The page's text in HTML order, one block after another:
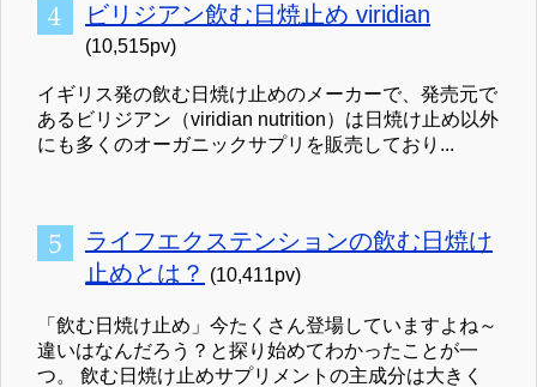
ビリジアン飲む日焼止め viridian
(10,515pv)
イギリス発の飲む日焼け止めのメーカーで、発売元で
あるビリジアン（viridian nutrition）は日焼け止め以外
にも多くのオーガニックサプリを販売しており...
ライフエクステンションの飲む日焼け
止めとは？ (10,411pv)
「飲む日焼け止め」今たくさん登場していますよね～
違いはなんだろう？と探り始めてわかったことが一
つ。 飲む日焼け止めサプリメントの主成分は大きく